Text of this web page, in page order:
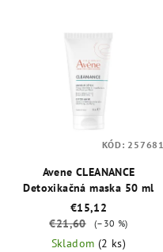
Avene CLEANANCE
Detoxikačná maska 50 ml
€15,12
€21,60
(–30 %)
Skladom (2 ks)
KÓD: 257681